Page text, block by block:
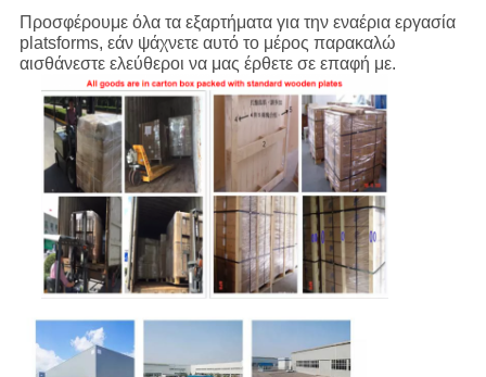
Προσφέρουμε όλα τα εξαρτήματα για την εναέρια εργασία
platsforms, εάν ψάχνετε αυτό το μέρος παρακαλώ
αισθάνεστε ελεύθεροι να μας έρθετε σε επαφή με.